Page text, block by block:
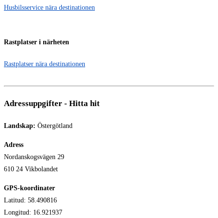
Husbilsservice nära destinationen
Rastplatser i närheten
Rastplatser nära destinationen
Adressuppgifter - Hitta hit
Landskap: Östergötland
Adress
Nordanskogsvägen 29
610 24 Vikbolandet
GPS-koordinater
Latitud: 58.490816
Longitud: 16.921937